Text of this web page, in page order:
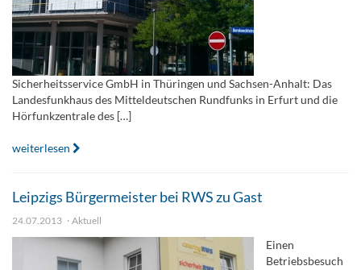
Sicherheitsservice GmbH in Thüringen und Sachsen-Anhalt: Das
Landesfunkhaus des Mitteldeutschen Rundfunks in Erfurt und die
Hörfunkzentrale des […]
weiterlesen
Leipzigs Bürgermeister bei RWS zu Gast
24.07.2013 Aktuell
Einen
Betriebsbesuch